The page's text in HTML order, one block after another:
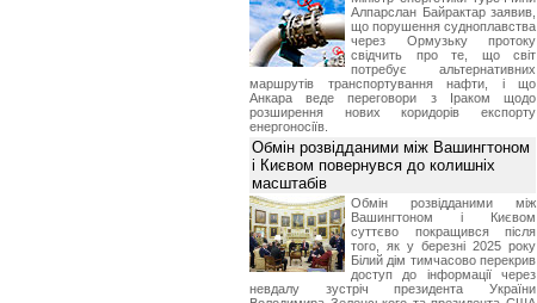
Алпарслан Байрактар заявив,
що порушення судноплавства
через Ормузьку протоку
свідчить про те, що світ
потребує альтернативних
маршрутів транспортування нафти, і що
Анкара веде переговори з Іраком щодо
розширення нових коридорів експорту
енергоносіїв.
Обмін розвідданими між Вашингтоном
і Києвом повернувся до колишніх
масштабів
Обмін розвідданими між
Вашингтоном і Києвом
суттєво покращився після
того, як у березні 2025 року
Білий дім тимчасово перекрив
доступ до інформації через
невдалу зустріч президента України